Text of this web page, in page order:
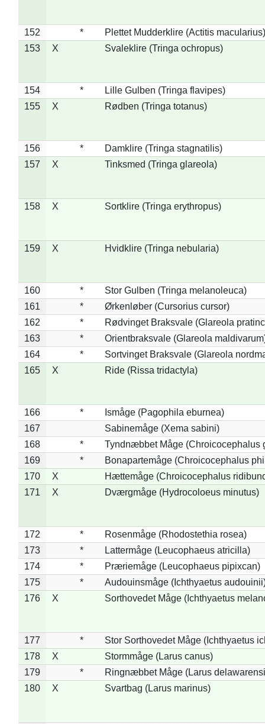
152 *
Plettet Mudderklire (Actitis macularius)
153
X Svaleklire (Tringa ochropus)
154 *
Lille Gulben (Tringa flavipes)
155
X Rødben (Tringa totanus)
156 *
Damklire (Tringa stagnatilis)
157
X Tinksmed (Tringa glareola)
158 X Sortklire (Tringa erythropus)
159 X Hvidklire (Tringa nebularia)
160 *
Stor Gulben (Tringa melanoleuca)
161
*
Ørkenløber (Cursorius cursor)
162
*
Rødvinget Braksvale (Glareola
163
*
Orientbraksvale (Glareola
164
*
Sortvinget Braksvale (Glareola
165
X Ride (Rissa tridactyla)
166 *
Ismåge (Pagophila eburnea)
167
Sabinemåge (Xema sabini)
168
*
Tyndnæbbet Måge (Chroicocephalus
169
*
Bonapartemåge (Chroicocephalus
170
X
Hættemåge (Chroicocephalus
171
X Dværgmåge (Hydrocoloeus minutus)
172 *
Rosenmåge (Rhodostethia rosea)
173
*
Lattermåge (Leucophaeus atricilla)
174
*
Præriemåge (Leucophaeus pipixcan)
175
*
Audouinsmåge (Ichthyaetus
176
X Sorthovedet Måge (Ichthyaetus
177 *
Stor Sorthovedet Måge (Ichthyaetus
178
X
Stormmåge (Larus canus)
179
*
Ringnæbbet Måge (Larus
180
X Svartbag (Larus marinus)